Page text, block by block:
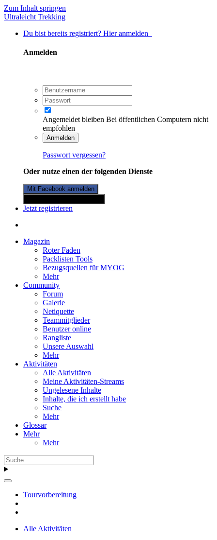
Zum Inhalt springen
Ultraleicht Trekking
Du bist bereits registriert? Hier anmelden
Anmelden
Angemeldet bleiben Bei öffentlichen Computern nicht
empfohlen
Anmelden
Passwort vergessen?
Oder nutze einen der folgenden Dienste
Mit Facebook anmelden
Jetzt registrieren
Magazin
Roter Faden
Packlisten Tools
Bezugsquellen für MYOG
Mehr
Community
Forum
Galerie
Netiquette
Teammitglieder
Benutzer online
Rangliste
Unsere Auswahl
Mehr
Aktivitäten
Alle Aktivitäten
Meine Aktivitäten-Streams
Ungelesene Inhalte
Inhalte, die ich erstellt habe
Suche
Mehr
Glossar
Mehr
Mehr
Tourvorbereitung
Alle Aktivitäten